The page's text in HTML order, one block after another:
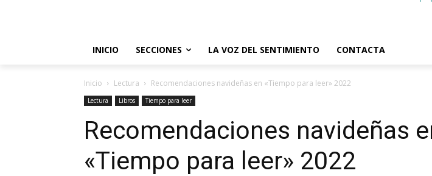
INICIO SECCIONES LA VOZ DEL SENTIMIENTO CONTACTA
Inicio Lectura Recomendaciones navideñas en «Tiempo para leer» 2022
Lectura Libros Tiempo para leer
Recomendaciones navideñas
«Tiempo para leer» 2022